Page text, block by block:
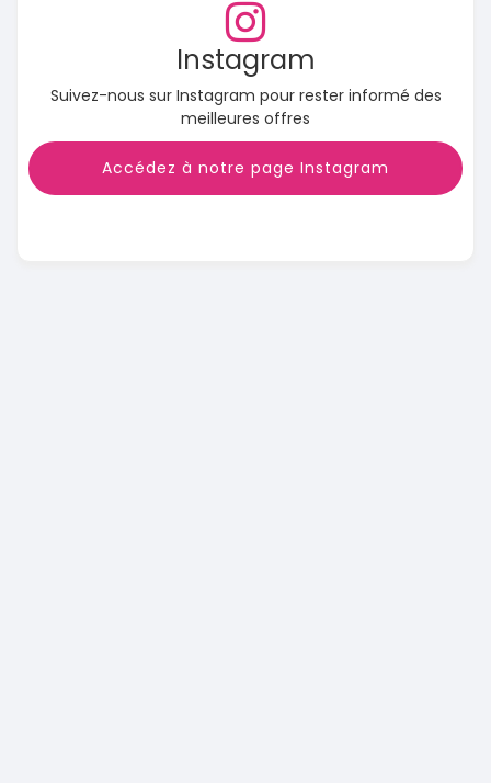
Instagram
Suivez-nous sur Instagram pour rester informé des
meilleures offres
Accédez à notre page Instagram